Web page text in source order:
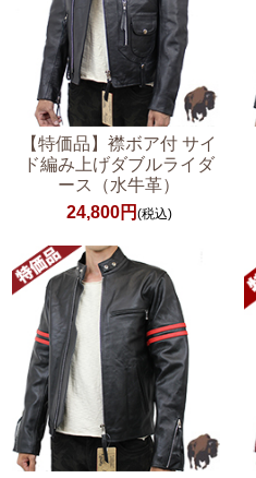
【特価品】襟ボア付 サイ
ド編み上げダブルライダ
ース（水牛革）
24,800円 (税込)